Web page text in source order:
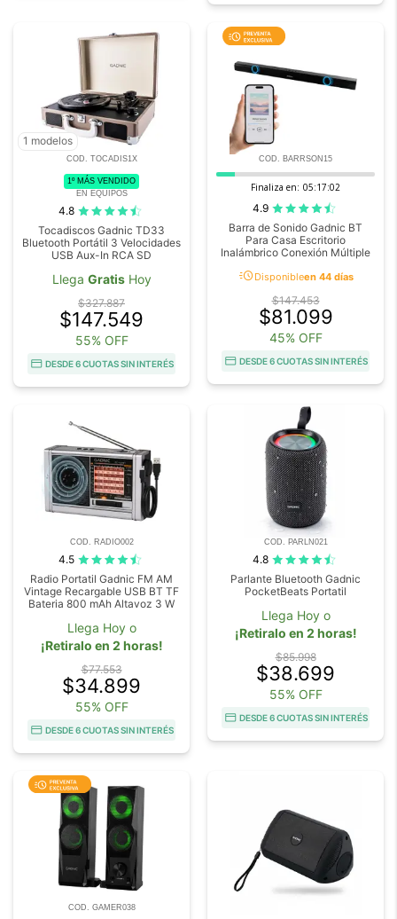
1 modelos
COD. TOCADIS1X
1º MÁS VENDIDO
EN EQUIPOS
4.8
Tocadiscos Gadnic TD33
Bluetooth Portátil 3 Velocidades
USB Aux-In RCA SD
Llega GratisHoy
$327.887
$147.549
55% OFF
DESDE 6 CUOTAS SIN INTERÉS
COD. BARRSON15
Finaliza en: 05:17:02
4.9
Barra de Sonido Gadnic BT
Para Casa Escritorio
Inalámbrico Conexión Múltiple
acuteDisponibleen 44 días
$147.453
$81.099
45% OFF
DESDE 6 CUOTAS SIN INTERÉS
COD. RADIO002
4.5
Radio Portatil Gadnic FM AM
Vintage Recargable USB BT TF
Bateria 800 mAh Altavoz 3 W
Llega Hoy o
¡Retiralo en 2 horas!
$77.553
$34.899
55% OFF
DESDE 6 CUOTAS SIN INTERÉS
COD. PARLN021
4.8
Parlante Bluetooth Gadnic
PocketBeats Portatil
Llega Hoy o
¡Retiralo en 2 horas!
$85.998
$38.699
55% OFF
DESDE 6 CUOTAS SIN INTERÉS
COD. GAMER038